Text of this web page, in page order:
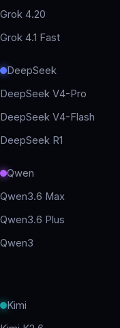
Grok 4.20
Grok 4.1 Fast
DeepSeek
DeepSeek V4-Pro
DeepSeek V4-Flash
DeepSeek R1
Qwen
Qwen3.6 Max
Qwen3.6 Plus
Qwen3
Kimi